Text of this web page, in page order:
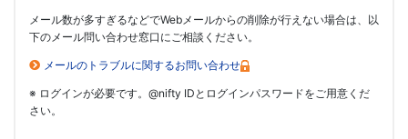
メール数が多すぎるなどでWebメールからの削除が行えない場合は、以
下のメール問い合わせ窓口にご相談ください。
メールのトラブルに関するお問い合わせ
※ ログインが必要です。@nifty IDとログインパスワードをご用意くだ
さい。